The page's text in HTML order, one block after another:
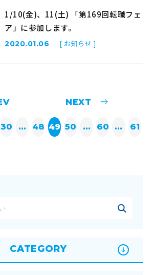
1/10(金)、11(土) 「第169回転職フェ
ア」に参加します。
2020.01.06 [ お知らせ ]
30 ... 48 49 50 ... 60 ... 61
CATEGORY